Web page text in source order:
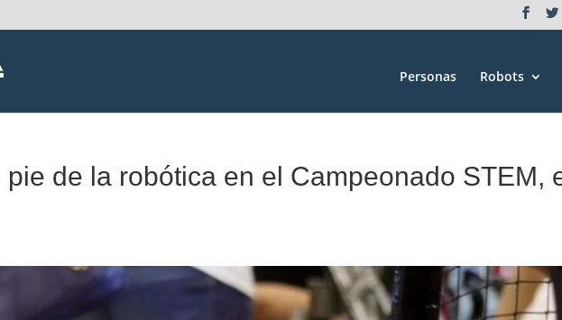
Personas Robots
pie de la robótica en el Campeonado STEM,